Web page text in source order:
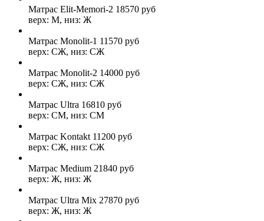
Матрас Elit-Memori-2 18570 руб
верх: М, низ: Ж
Матрас Monolit-1 11570 руб
верх: СЖ, низ: СЖ
Матрас Monolit-2 14000 руб
верх: СЖ, низ: СЖ
Матрас Ultra 16810 руб
верх: СМ, низ: СМ
Матрас Kontakt 11200 руб
верх: СЖ, низ: СЖ
Матрас Medium 21840 руб
верх: Ж, низ: Ж
Матрас Ultra Mix 27870 руб
верх: Ж, низ: Ж